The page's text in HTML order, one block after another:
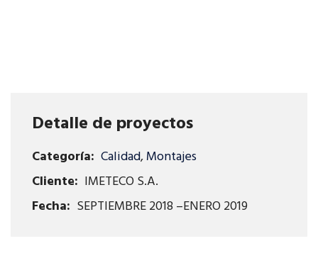
Detalle de proyectos
Categoría: Calidad,Montajes
Cliente: IMETECO S.A.
Fecha: SEPTIEMBRE 2018 –ENERO 2019